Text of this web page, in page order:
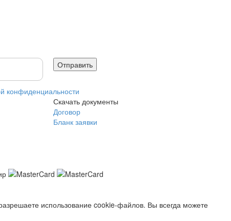
конфиденциальности
Скачать документы
Договор
Бланк заявки
использование cookie-файлов. Вы всегда можете